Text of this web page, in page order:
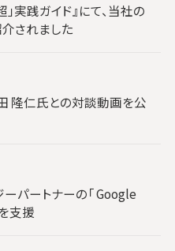
実践ガイド』にて、当社の
介されました
隆仁氏との対談動画を公
パートナーの「 Google
支援